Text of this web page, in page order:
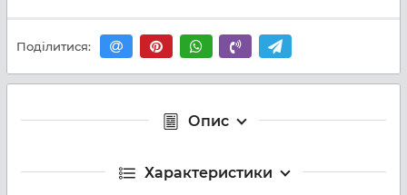
Поділитися:
Опис
Характеристики